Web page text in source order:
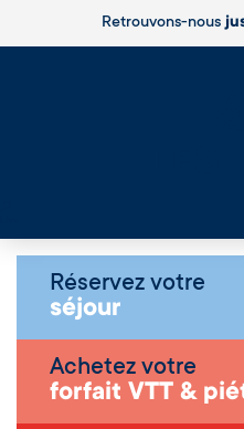
Retrouvons-nous
Réservez votre
séjour
Achetez votre
forfait VTT &